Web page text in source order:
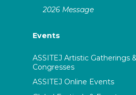
2026 Message
Events
ASSITEJ Artistic Gatherings
Congresses
ASSITEJ Online Events